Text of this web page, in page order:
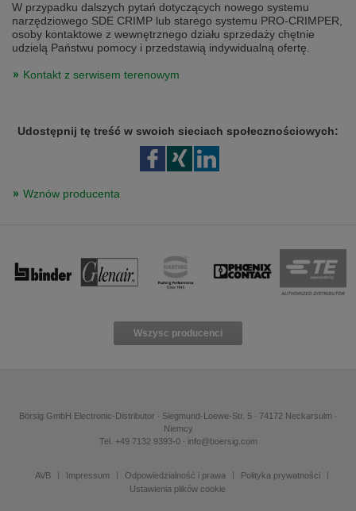
W przypadku dalszych pytań dotyczących nowego systemu
narzędziowego SDE CRIMP lub starego systemu PRO-CRIMPER,
osoby kontaktowe z wewnętrznego działu sprzedaży chętnie
udzielą Państwu pomocy i przedstawią indywidualną ofertę.
Kontakt z serwisem terenowym
Udostępnij tę treść w swoich sieciach społecznościowych:
Wznów producenta
Wszysc producenci
Börsig GmbH Electronic-Distributor ∙ Siegmund-Loewe-Str. 5 ∙ 74172 Neckarsulm ∙
Niemcy
Tel. +49 7132 9393-0 ∙ info@boersig.com
AVB Impressum Odpowiedzialność i prawa
Polityka prywatności
Ustawienia plików cookie